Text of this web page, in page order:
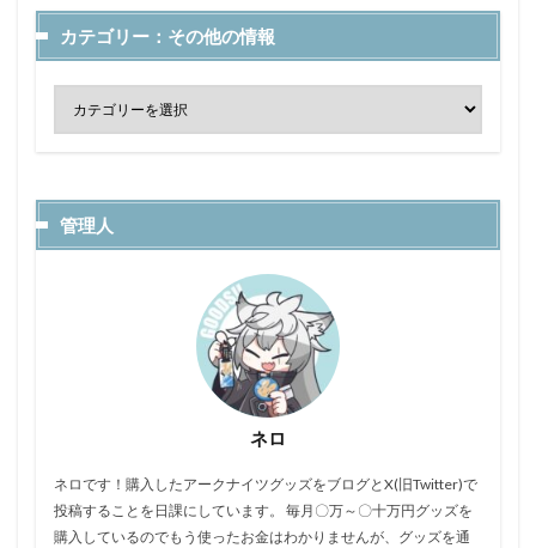
カテゴリー：その他の情報
管理人
ネロ
ネロです！購入したアークナイツグッズをブログとX(旧Twitter)で
投稿することを日課にしています。 毎月〇万～〇十万円グッズを
購入しているのでもう使ったお金はわかりませんが、グッズを通